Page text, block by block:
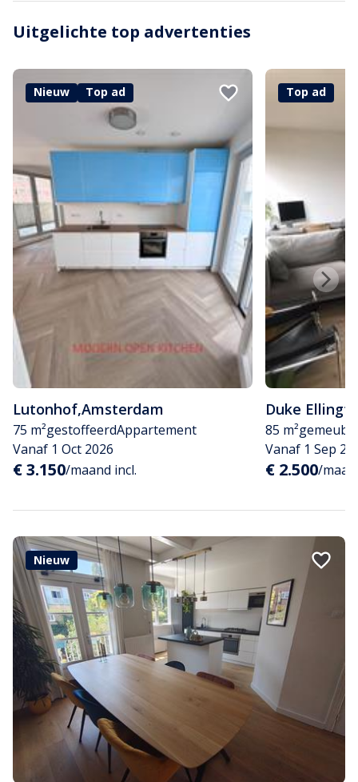
Uitgelichte top advertenties
Nieuw Top ad
Lutonhof,Amsterdam
75 m²gestoffeerdAppartement
Vanaf 1 Oct 2026
€ 3.150/maand incl.
Top ad
Duke
85 m²
Vanaf 1 Sep
€ 2.500/
Nieuw